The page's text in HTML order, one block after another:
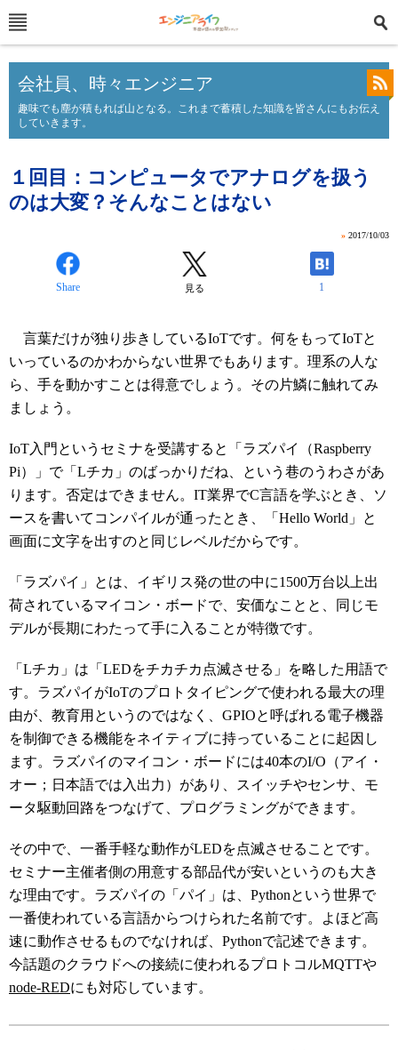
会社員、時々エンジニア
趣味でも塵が積もれば山となる。これまで蓄積した知識を皆さんにもお伝え
していきます。
１回目：コンピュータでアナログを扱う
のは大変？そんなことはない
» 2017/10/03
Share 見る 1
言葉だけが独り歩きしているIoTです。何をもってIoTと
いっているのかわからない世界でもあります。理系の人な
ら、手を動かすことは得意でしょう。その片鱗に触れてみ
ましょう。
IoT入門というセミナを受講すると「ラズパイ（Raspberry
Pi）」で「Lチカ」のばっかりだね、という巷のうわさがあ
ります。否定はできません。IT業界でC言語を学ぶとき、ソ
ースを書いてコンパイルが通ったとき、「Hello World」と
画面に文字を出すのと同じレベルだからです。
「ラズパイ」とは、イギリス発の世の中に1500万台以上出
荷されているマイコン・ボードで、安価なことと、同じモ
デルが長期にわたって手に入ることが特徴です。
「Lチカ」は「LEDをチカチカ点滅させる」を略した用語で
す。ラズパイがIoTのプロトタイピングで使われる最大の理
由が、教育用というのではなく、GPIOと呼ばれる電子機器
を制御できる機能をネイティブに持っていることに起因し
ます。ラズパイのマイコン・ボードには40本のI/O（アイ・
オー；日本語では入出力）があり、スイッチやセンサ、モ
ータ駆動回路をつなげて、プログラミングができます。
その中で、一番手軽な動作がLEDを点滅させることです。
セミナー主催者側の用意する部品代が安いというのも大き
な理由です。ラズパイの「パイ」は、Pythonという世界で
一番使われている言語からつけられた名前です。よほど高
速に動作させるものでなければ、Pythonで記述できます。
今話題のクラウドへの接続に使われるプロトコルMQTTや
node-REDにも対応しています。